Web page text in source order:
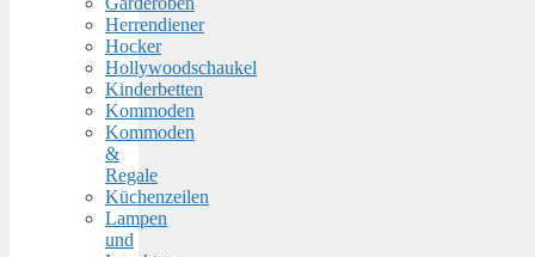
Herrendiener
Hocker
Hollywoodschaukel
Kinderbetten
Kommoden
Kommoden
&
Regale
Küchenzeilen
Lampen
und